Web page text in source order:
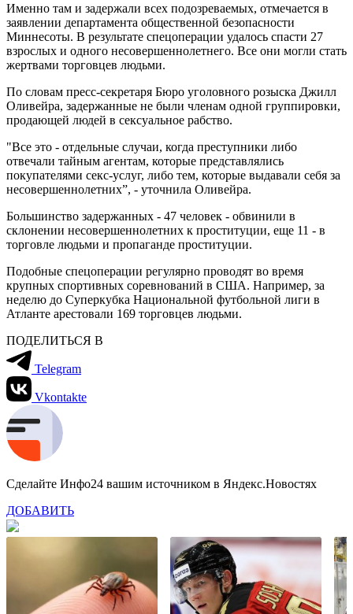
Именно там и задержали всех подозреваемых, отмечается в
заявлении департамента общественной безопасности
Миннесоты. В результате спецоперации удалось спасти 27
взрослых и одного несовершеннолетнего. Все они могли стать
жертвами торговцев людьми.
По словам пресс-секретаря Бюро уголовного розыска Джилл
Оливейра, задержанные не были членам одной группировки,
продающей людей в сексуальное рабство.
"Все это - отдельные случаи, когда преступники либо
отвечали тайным агентам, которые представлялись
покупателями секс-услуг, либо тем, которые выдавали себя за
несовершеннолетних”, - уточнила Оливейра.
Большинство задержанных - 47 человек - обвинили в
склонении несовершеннолетних к проституции, еще 11 - в
торговле людьми и пропаганде проституции.
Подобные спецоперации регулярно проводят во время
крупных спортивных соревнований в США. Например, за
неделю до Суперкубка Национальной футбольной лиги в
Атланте арестовали 169 торговцев людьми.
ПОДЕЛИТЬСЯ В
Telegram
Vkontakte
Сделайте Инфо24 вашим источником в Яндекс.Новостях
ДОБАВИТЬ